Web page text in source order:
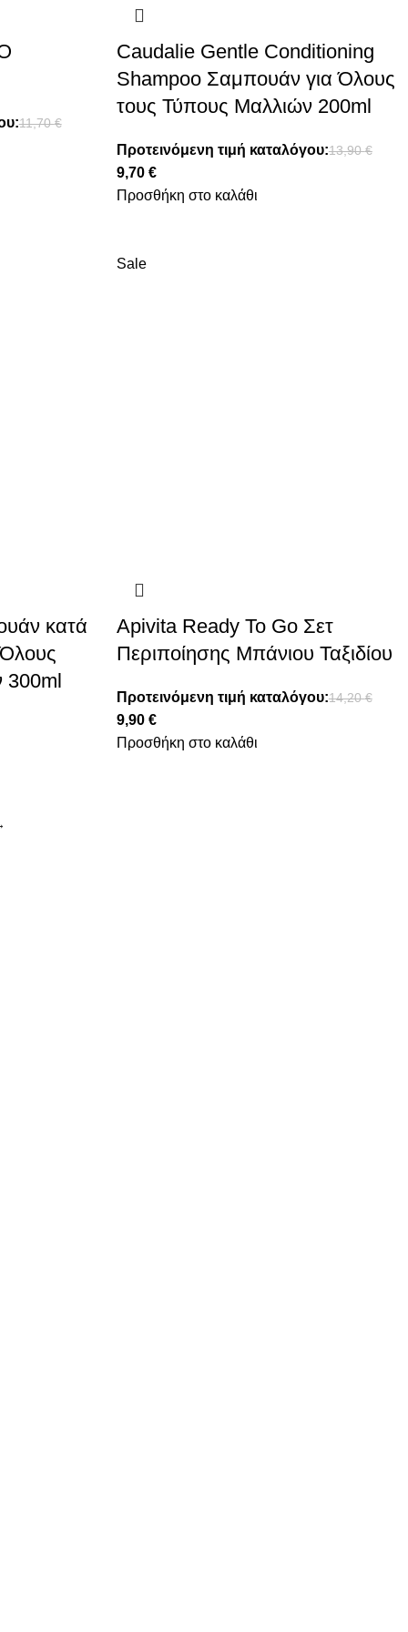
11,70€
Caudalie Gentle Conditioning
Shampoo Σαμπουάν για Όλους
τους Τύπους Μαλλιών 200ml
Προτεινόμενη τιμή καταλόγου:13,90€
9,70 €
Προσθήκη στο καλάθι
κατά
300ml
Sale
Apivita Ready To Go Σετ
Περιποίησης Μπάνιου Ταξιδίου
Προτεινόμενη τιμή καταλόγου:14,20€
9,90 €
Προσθήκη στο καλάθι